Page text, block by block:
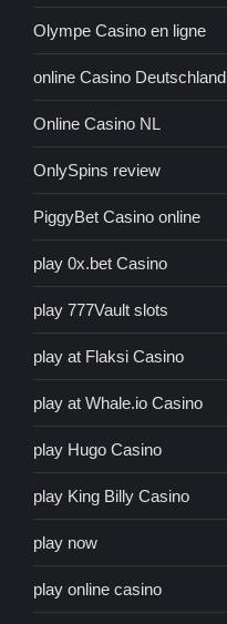
Olympe Casino en ligne
online Casino Deutschland
Online Casino NL
OnlySpins review
PiggyBet Casino online
play 0x.bet Casino
play 777Vault slots
play at Flaksi Casino
play at Whale.io Casino
play Hugo Casino
play King Billy Casino
play now
play online casino